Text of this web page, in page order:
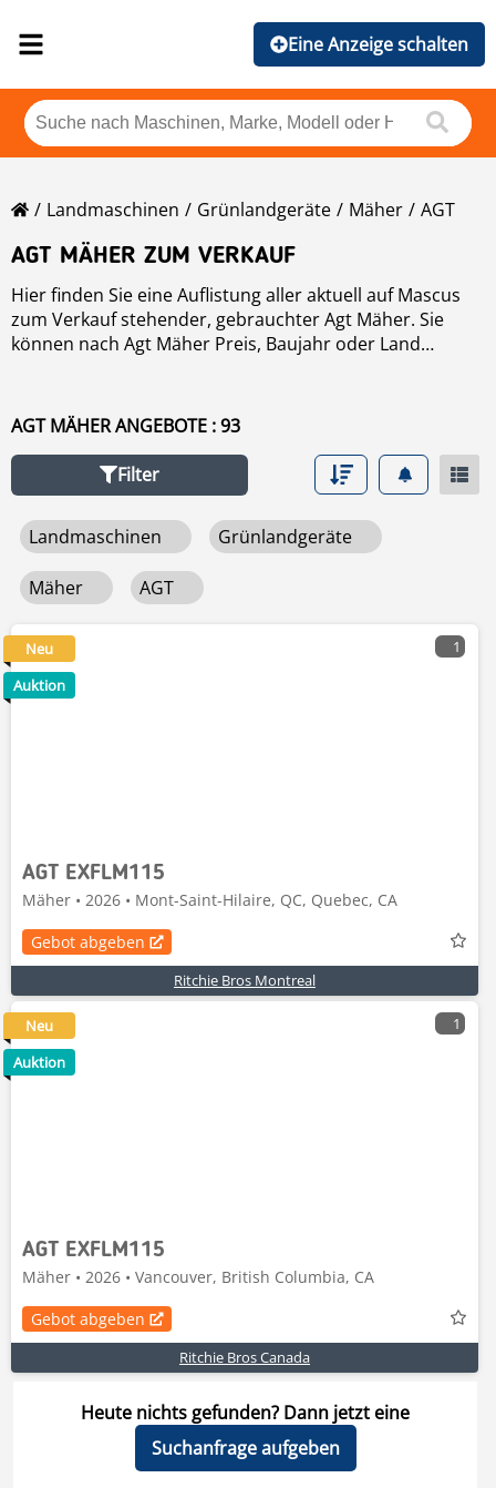
Eine Anzeige schalten
Landmaschinen Grünlandgeräte Mäher
AGT
AGT MÄHER ZUM VERKAUF
Hier finden Sie eine Auflistung aller aktuell auf Mascus
zum Verkauf stehender, gebrauchter Agt Mäher. Sie
können nach Agt Mäher Preis, Baujahr oder Land
AGT MÄHER ANGEBOTE : 93
Filter
Landmaschinen Grünlandgeräte
Mäher AGT
1
AGT EXFLM115
Mäher • 2026 • Mont-Saint-Hilaire, QC, Quebec, CA
Gebot abgeben
Ritchie Bros Montreal
Neu
Auktion
1
AGT EXFLM115
Mäher • 2026 • Vancouver, British Columbia, CA
Gebot abgeben
Ritchie Bros Canada
Neu
Auktion
Heute nichts gefunden? Dann jetzt eine
Suchanfrage aufgeben